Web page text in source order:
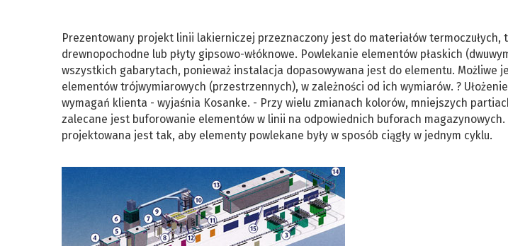
Prezentowany projekt linii lakierniczej przeznaczony jest do materiałów termoczułych,
drewnopochodne lub płyty gipsowo-włóknowe. Powlekanie elementów płaskich
wszystkich gabarytach, ponieważ instalacja dopasowywana jest do elementu. Możliwe
elementów trójwymiarowych (przestrzennych), w zależności od ich wymiarów. ?
wymagań klienta - wyjaśnia Kosanke. - Przy wielu zmianach kolorów, mniejszych
zalecane jest buforowanie elementów w linii na odpowiednich buforach
projektowana jest tak, aby elementy powlekane były w sposób ciągły w jednym cyklu.